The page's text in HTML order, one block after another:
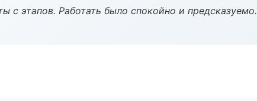
с этапов. Работать было спокойно и предсказуемо.